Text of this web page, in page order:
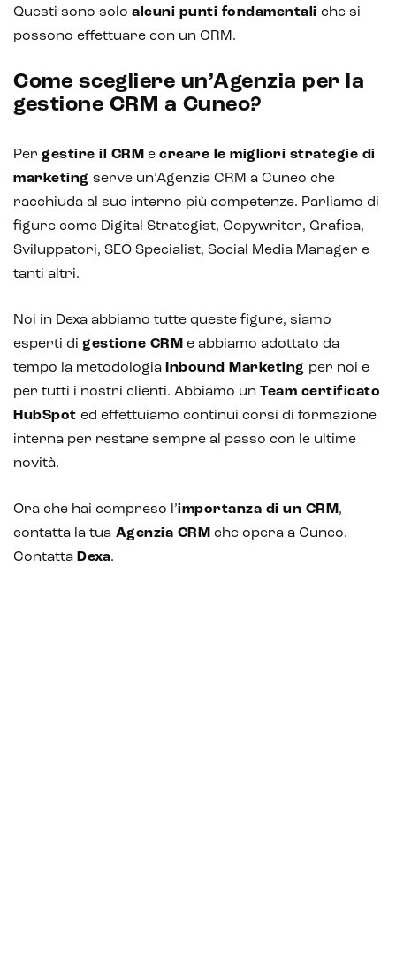
Questi sono solo alcuni punti fondamentali che si
possono effettuare con un CRM.
Come scegliere un’Agenzia per la
gestione CRM a Cuneo?
Per gestire il CRM e creare le migliori strategie di
marketing serve un’Agenzia CRM a Cuneo che
racchiuda al suo interno più competenze. Parliamo di
figure come Digital Strategist, Copywriter, Grafica,
Sviluppatori, SEO Specialist, Social Media Manager e
tanti altri.
Noi in Dexa abbiamo tutte queste figure, siamo
esperti di gestione CRM e abbiamo adottato da
tempo la metodologia Inbound Marketing per noi e
per tutti i nostri clienti. Abbiamo un Team certificato
HubSpot ed effettuiamo continui corsi di formazione
interna per restare sempre al passo con le ultime
novità.
Ora che hai compreso l’importanza di un CRM,
contatta la tua Agenzia CRM che opera a Cuneo.
Contatta Dexa.